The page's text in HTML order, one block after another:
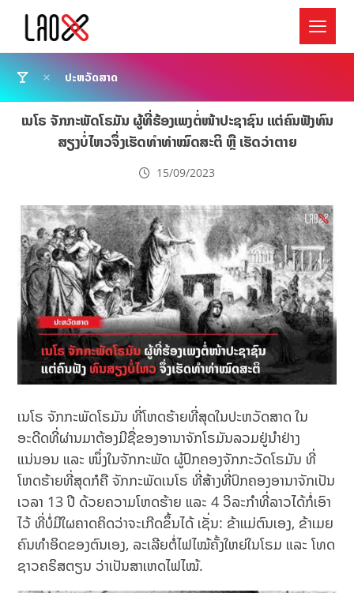
ປະຫວັດສາດ
ເນໂຣ ຈັກກະພັດໂຣມັນ ຜູ້ທີ່ຮ້ອງເພງຕໍ່ໜ້າປະຊາຊົນ ແຕ່ຄົນຟັງທົນ
ສຽງບໍ່ໄຫວຈຶ່ງເຮັດທຳທ່າໝົດສະຕິ ຫຼື ເຮັດວ່າຕາຍ
15/09/2023
ເນໂຣ ຈັກກະພັດໂຣມັນ ທີ່ໂຫດຮ້າຍທີ່ສຸດໃນປະຫວັດສາດ ໃນ
ອະດີດທີ່ຜ່ານມາຕ້ອງມີຊື່ຂອງອານາຈັກໂຣມັນລວມຢູ່ນຳຢ່າງ
ແນ່ນອນ ແລະ ໜຶ່ງໃນຈັກກະພັດ ຜູ້ປົກຄອງຈັກກະວັດໂຣມັນ ທີ່
ໂຫດຮ້າຍທີ່ສຸດກໍຄື ຈັກກະພັດເນໂຣ ທີ່ສ້າງທີ່ປົກຄອງອານາຈັກເປັນ
ເວລາ 13 ປີ ດ້ວຍຄວາມໂຫດຮ້າຍ ແລະ 4 ວິລະກຳທີ່ລາວໄດ້ກໍ່ເອົາ
ໄວ້ ທີ່ບໍ່ມີໃຜຄາດຄິດວ່າຈະເກີດຂຶ້ນໄດ້ ເຊັ່ນ: ຂ້າແມ່ຕົນເອງ, ຂ້າເມຍ
ຄົນທຳອິດຂອງຕົນເອງ, ລະເລີຍຕໍ່ໄຟໄໝ້ຄັ້ງໃຫຍ່ໃນໂຣມ ແລະ ໂທດ
ຊາວຄຣິສຕຽນ ວ່າເປັນສາເຫດໄຟໄໝ້.